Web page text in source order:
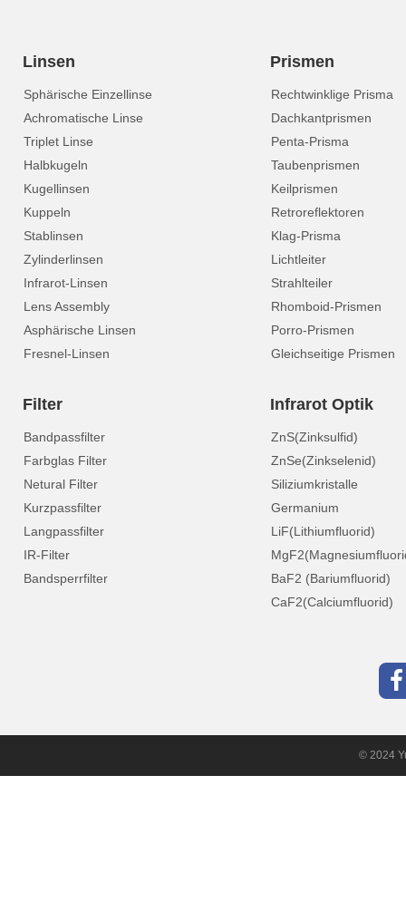
Linsen
Sphärische Einzellinse
Achromatische Linse
Triplet Linse
Halbkugeln
Kugellinsen
Kuppeln
Stablinsen
Zylinderlinsen
Infrarot-Linsen
Lens Assembly
Asphärische Linsen
Fresnel-Linsen
Prismen
Rechtwinklige Prisma
Dachkantprismen
Penta-Prisma
Taubenprismen
Keilprismen
Retroreflektoren
Klag-Prisma
Lichtleiter
Strahlteiler
Rhomboid-Prismen
Porro-Prismen
Gleichseitige Prismen
Filter
Bandpassfilter
Farbglas Filter
Netural Filter
Kurzpassfilter
Langpassfilter
IR-Filter
Bandsperrfilter
Infrarot Optik
ZnS(Zinksulfid)
ZnSe(Zinkselenid)
Siliziumkristalle
Germanium
LiF(Lithiumfluorid)
BaF2 (Bariumfluorid)
CaF2(Calciumfluorid)
© 2024